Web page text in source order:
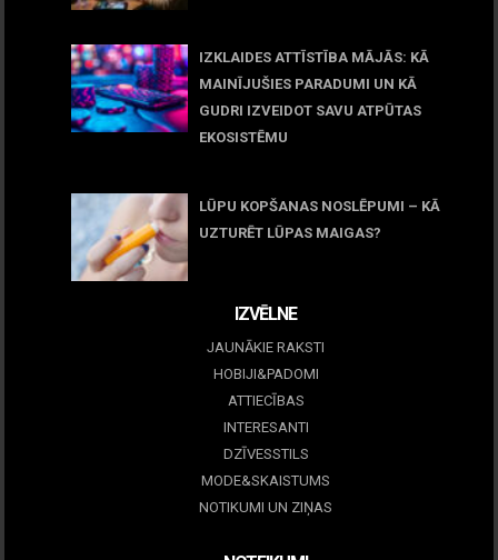
IZKLAIDES ATTĪSTĪBA MĀJĀS: KĀ
MAINĪJUŠIES PARADUMI UN KĀ
GUDRI IZVEIDOT SAVU ATPŪTAS
EKOSISTĒMU
LŪPU KOPŠANAS NOSLĒPUMI – KĀ
UZTURĒT LŪPAS MAIGAS?
IZVĒLNE
JAUNĀKIE RAKSTI
HOBIJI&PADOMI
ATTIECĪBAS
INTERESANTI
DZĪVESSTILS
MODE&SKAISTUMS
NOTIKUMI UN ZIŅAS